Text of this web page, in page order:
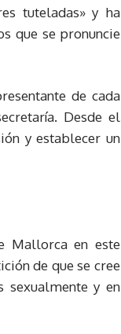
tuteladas» y ha
que se pronuncie
de cada
Desde el
y establecer un
Mallorca en este
de que se cree
sexualmente y en